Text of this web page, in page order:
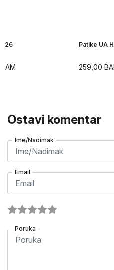
26
BAM
Patike UA
259,00
Ostavi komentar
Ime/Nadimak
Email
Poruka